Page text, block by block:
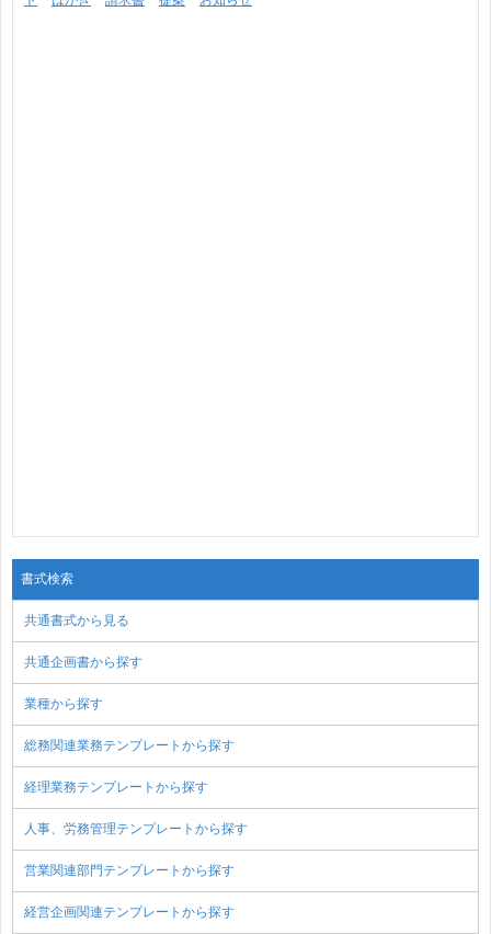
書式検索
共通書式から見る
共通企画書から探す
業種から探す
総務関連業務テンプレートから探す
経理業務テンプレートから探す
人事、労務管理テンプレートから探す
営業関連部門テンプレートから探す
経営企画関連テンプレートから探す